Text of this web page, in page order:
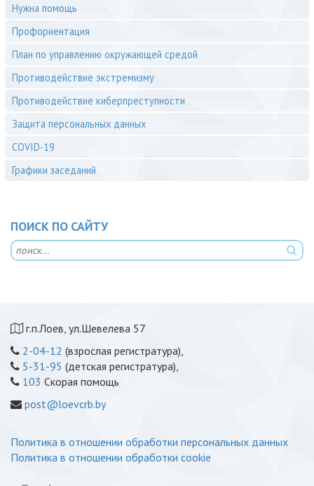
Нужна помощь
Профориентация
План по управлению окружающей средой
Противодействие экстремизму
Противодействие киберпреступности
Защита персональных данных
COVID-19
Графики заседаний
ПОИСК ПО САЙТУ
г.п.Лоев, ул.Шевелева 57
2-04-12 (взрослая регистратура),
5-31-95 (детская регистратура),
103 Скорая помощь
post@loevcrb.by
Политика в отношении обработки персональных данных
Политика в отношении обработки cookie